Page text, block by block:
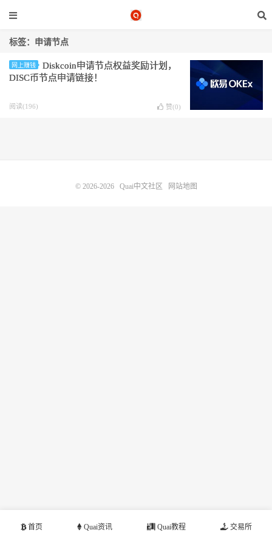
标签：申请节点
网上赚钱
Diskcoin申请节点权益奖励计划，
DISC币节点申请链接！
阅读(196) 赞(0)
首页 Quai资讯 Quai教程 交易所
© 2026-2026 Quai中文社区 网站地图